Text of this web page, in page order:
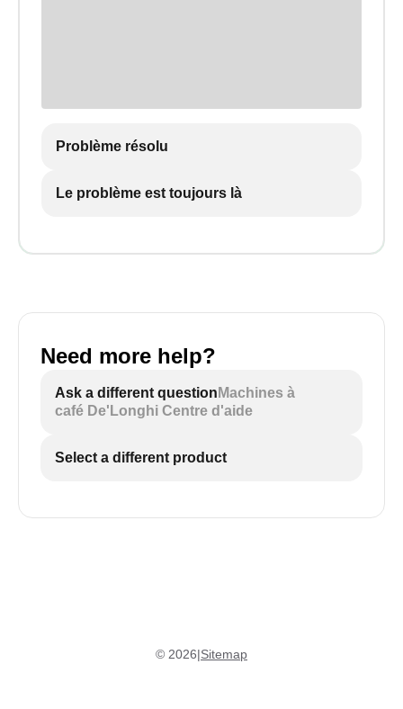
Problème résolu
Le problème est toujours là
Need more help?
Ask a different question Machines à
café De'Longhi Centre d'aide
Select a different product
© 2026|Sitemap